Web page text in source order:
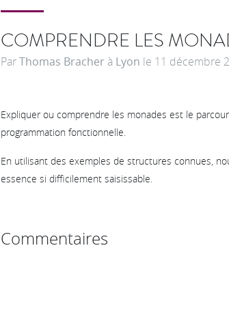
COMPRENDRE LES
ParThomas Bracher à Lyon le 11 décembre
Expliquer ou comprendre les monades est le
programmation fonctionnelle.
En utilisant des exemples de structures connues,
essence si difficilement saisissable.
Commentaires